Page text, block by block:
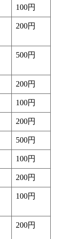
100円
200円
500円
200円
100円
200円
500円
100円
200円
100円
200円